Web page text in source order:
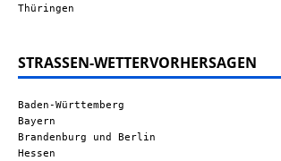
Thüringen
STRASSEN-WETTERVORHERSAGEN
Baden-Württemberg
Bayern
Brandenburg und Berlin
Hessen